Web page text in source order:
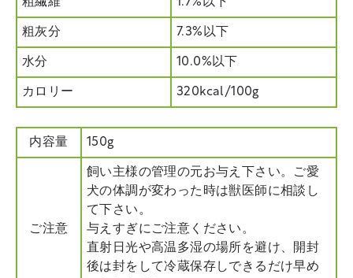
粗灰分 7.3%以下
水分 10.0%以下
カロリー 320kcal/100g
内容量 150g
ご注意
飼い主様の管理の元お与え下さい。ご愛
犬の体調が変わった時は獣医師に相談し
て下さい。
与えすぎにご注意ください。
直射日光や高温多湿の場所を避け、開封
後は封をして冷蔵保存しできるだけ早め